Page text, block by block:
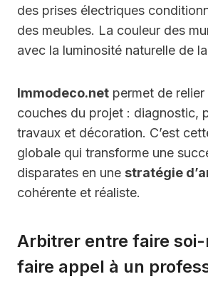
des prises électriques
des meubles. La couleur des
avec la luminosité naturelle de
Immodeco.net permet de
couches du projet : diagnostic,
travaux et décoration. C’est
globale qui transforme une
disparates en une stratégie
cohérente et réaliste.
Arbitrer entre faire
faire appel à un